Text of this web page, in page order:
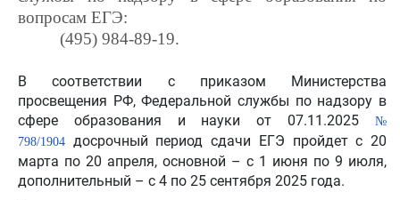
вопросам ЕГЭ:
(495) 984-89-19.
В соответствии с приказом Министерства
просвещения РФ, Федеральной службы по надзору в
сфере образования и науки от 07.11.2025
№
798/1904 досрочный период сдачи ЕГЭ пройдет с 20
марта по 20 апреля, основной – с 1 июня по 9 июля,
дополнительный – с 4 по 25 сентября 2025 года.